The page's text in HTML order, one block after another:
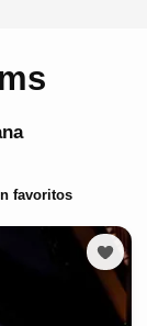
favoritos